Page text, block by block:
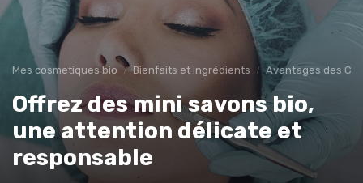
Mes cosmetiques bio Bienfaits et Ingrédients Avantages des
Offrez des mini savons bio,
une attention délicate et
responsable